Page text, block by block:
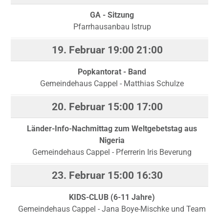
GA - Sitzung
Pfarrhausanbau Istrup
19. Februar19:00 21:00
Popkantorat - Band
Gemeindehaus Cappel - Matthias Schulze
20. Februar15:00 17:00
Länder-Info-Nachmittag zum Weltgebetstag aus
Nigeria
Gemeindehaus Cappel - Pferrerin Iris Beverung
23. Februar15:00 16:30
KIDS-CLUB (6-11 Jahre)
Gemeindehaus Cappel - Jana Boye-Mischke und Team